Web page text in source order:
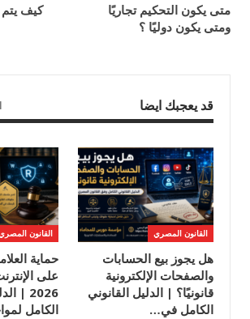
متى يكون التحكيم تجاريًا
ومتى يكون دوليًا ؟
كيف يتم
قد يعجبك ايضا
القانون المصري
هل يجوز بيع الحسابات
والصفحات الإلكترونية
قانونيًا؟ | الدليل القانوني
الكامل في…
القانون
حماية
على
2026 |
الكامل